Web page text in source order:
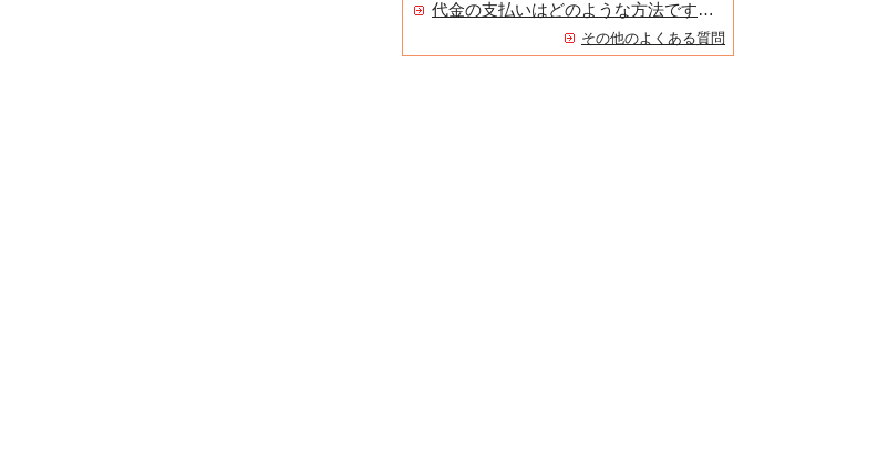
代金の支払いはどのような方法ですか？
その他のよくある質問